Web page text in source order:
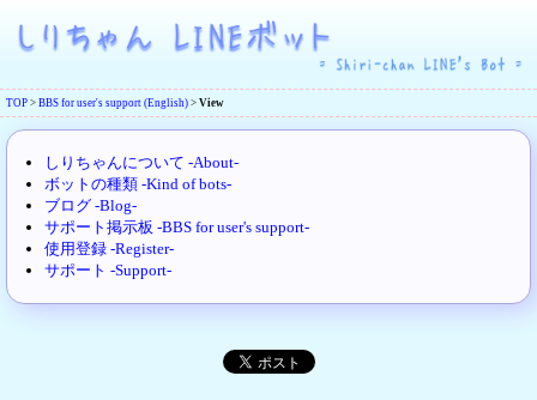
TOP > BBS for user's support (English) > View
しりちゃんについて -About-
ボットの種類 -Kind of bots-
ブログ -Blog-
サポート掲示板 -BBS for user's support-
使用登録 -Register-
サポート -Support-